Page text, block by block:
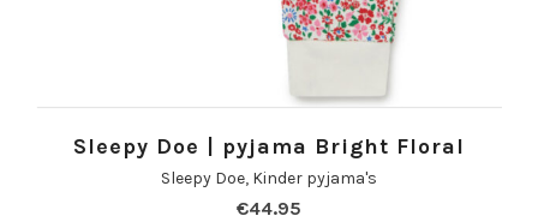
Sleepy Doe | pyjama Bright Floral
Sleepy Doe, Kinder pyjama's
€44.95